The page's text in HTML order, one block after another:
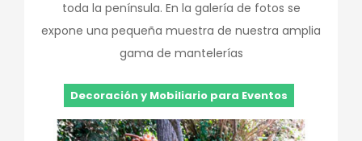
toda la península. En la galería de fotos se
expone una pequeña muestra de nuestra amplia
gama de mantelerías
Decoración y Mobiliario para Eventos